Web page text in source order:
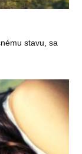
stavu, sa